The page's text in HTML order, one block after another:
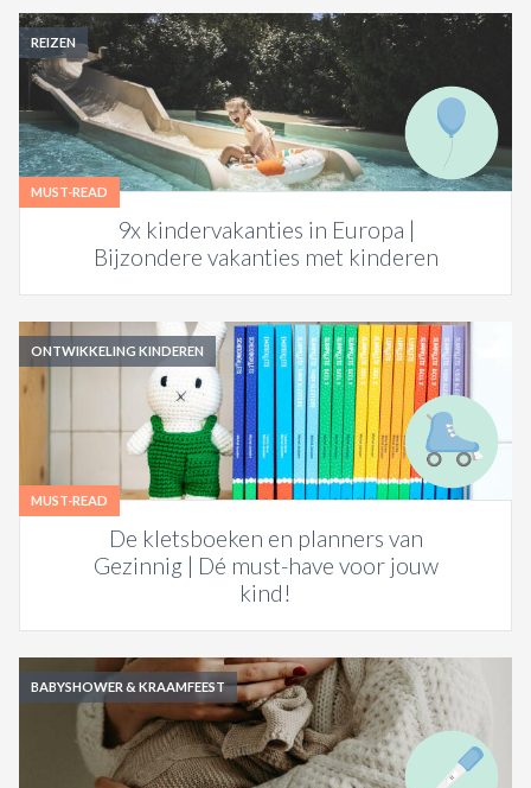
REIZEN
MUST-READ
9x kindervakanties in Europa |
Bijzondere vakanties met kinderen
ONTWIKKELING KINDEREN
MUST-READ
De kletsboeken en planners van
Gezinnig | Dé must-have voor jouw
kind!
BABYSHOWER & KRAAMFEEST